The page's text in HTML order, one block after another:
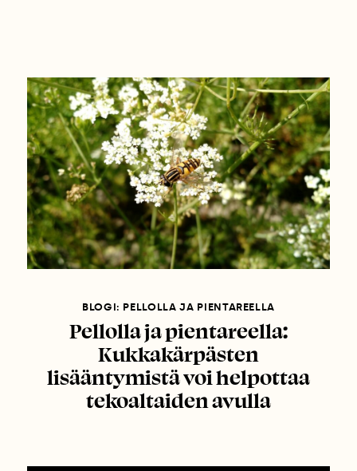
BLOGI: PELLOLLA JA PIENTAREELLA
Pellolla ja pientareella:
Kukkakärpästen
lisääntymistä voi helpottaa
tekoaltaiden avulla